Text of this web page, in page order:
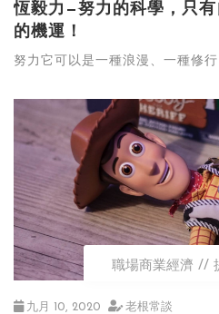
恆毅力—努力的科學，只
的機運！
努力它可以是一種浪漫、一種修
職場商業經濟
九月 10, 2020 老根常談